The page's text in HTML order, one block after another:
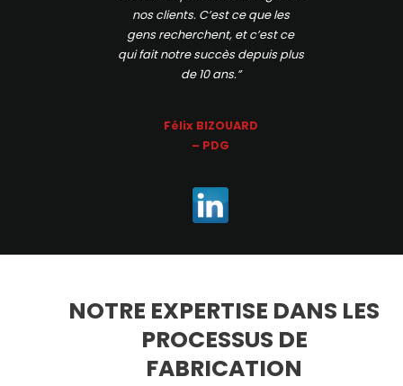
nos clients. C’est ce que les
gens recherchent, et c’est ce
qui fait notre succès depuis plus
de 10 ans.”
Félix BIZOUARD
– PDG
NOTRE EXPERTISE DANS LES
PROCESSUS DE
FABRICATION